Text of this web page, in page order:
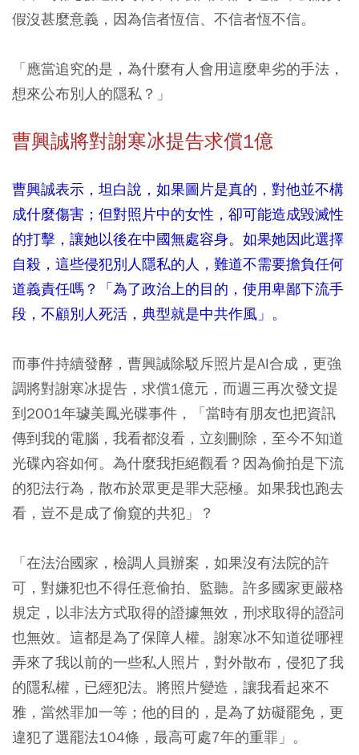
假沒甚麼意義，因為信者恆信、不信者恆不信。
「應當追究的是，為什麼有人會用這麼卑劣的手法，
想來公布別人的隱私？」
曹興誠將對謝寒冰提告求償1億
曹興誠表示，坦白說，如果圖片是真的，對他並不構
成什麼傷害；但對照片中的女性，卻可能造成毀滅性
的打擊，讓她以後在中國無處容身。如果她因此選擇
自殺，這些侵犯別人隱私的人，難道不需要擔負任何
道義責任嗎？
「為了政治上的目的，使用卑鄙下流手
段，不顧別人死活，典型就是中共作風 」 。
而事件持續發酵，曹興誠除駁斥照片是AI合成，更強
調將對謝寒冰提告，求償1億元，而週三再次發文提
到2001年璩美鳳光碟事件，「當時有朋友也把資訊
傳到我的電腦，我看都沒看，立刻刪除，至今不知道
光碟內容如何。為什麼我拒絕觀看？因為偷拍是下流
的犯法行為，散布於眾更是罪大惡極。如果我也跑去
看，豈不是成了偷窺的共犯」？
「在法治國家，檢調人員辦案，如果沒有法院的許
可，對嫌犯也不得任意偷拍、監聽。許多國家更嚴格
規定，以非法方式取得的證據無效，刑求取得的證詞
也無效。這都是為了保障人權。謝寒冰不知道從哪裡
弄來了我以前的一些私人照片，對外散布，侵犯了我
的隱私權，已經犯法。將照片變造，讓我看起來不
雅，當然罪加一等；他的目的，是為了妨礙罷免，更
違犯了選罷法104條，最高可處7年的重罪」。